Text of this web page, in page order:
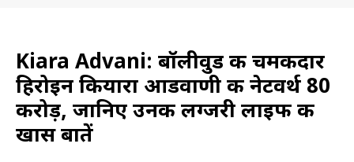
Kiara Advani: बॉलीवुड की चमकदार
हिरोइन कियारा आडवाणी की नेटवर्थ ₹80
करोड़, जानिए उनकी लग्जरी लाइफ की
खास बातें